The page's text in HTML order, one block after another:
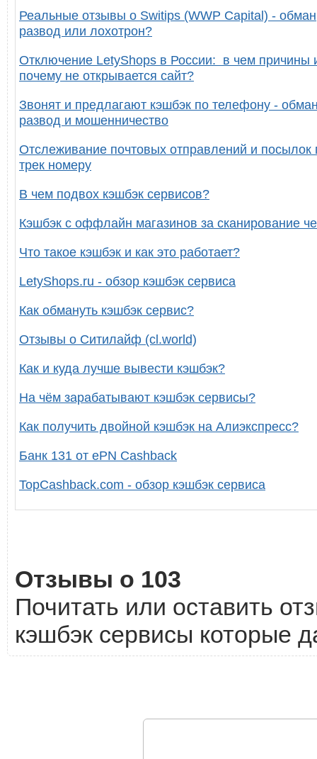
Реальные отзывы о Switips (WWP Capital) -
развод или лохотрон?
Отключение LetyShops в России: в чем причины
почему не открывается сайт?
Звонят и предлагают кэшбэк по телефону -
развод и мошенничество
Отслеживание почтовых отправлений и посылок
трек номеру
В чем подвох кэшбэк сервисов?
Кэшбэк с оффлайн магазинов за сканирование
Что такое кэшбэк и как это работает?
LetyShops.ru - обзор кэшбэк сервиса
Как обмануть кэшбэк сервис?
Отзывы о Ситилайф (cl.world)
Как и куда лучше вывести кэшбэк?
На чём зарабатывают кэшбэк сервисы?
Как получить двойной кэшбэк на Алиэкспресс?
Банк 131 от ePN Cashback
TopCashback.com - обзор кэшбэк сервиса
Отзывы о 103
Почитать или оставить
кэшбэк сервисы которые